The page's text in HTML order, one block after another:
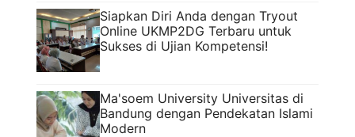
Siapkan Diri Anda dengan Tryout
Online UKMP2DG Terbaru untuk
Sukses di Ujian Kompetensi!
Ma'soem University Universitas di
Bandung dengan Pendekatan Islami
Modern